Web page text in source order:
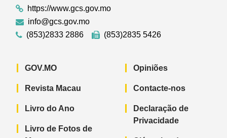
https://www.gcs.gov.mo
info@gcs.gov.mo
(853)2833 2886
(853)2835 5426
GOV.MO
Revista Macau
Livro do Ano
Livro de Fotos de
Opiniões
Contacte-nos
Declaração de
Privacidade